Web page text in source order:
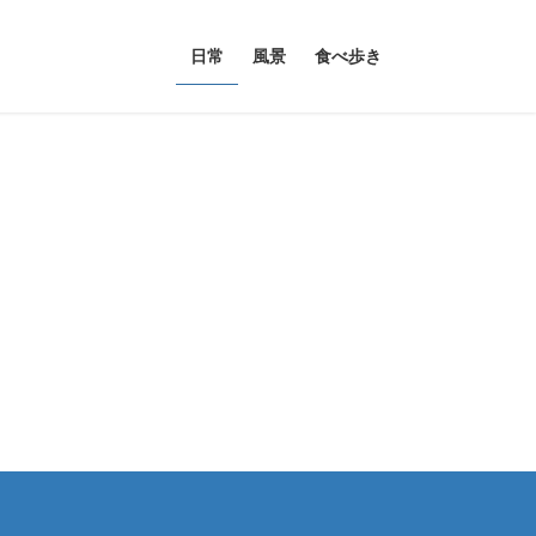
日常 風景 食べ歩き